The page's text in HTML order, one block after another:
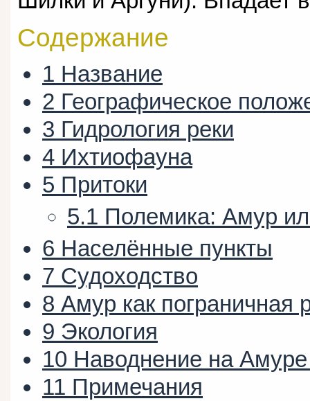
Содержание
1 Название
2 Географическое
3 Гидрология реки
4 Ихтиофауна
5 Притоки
5.1 Полемика: Амур
6 Населённые пункты
7 Судоходство
8 Амур как пограничная
9 Экология
10 Наводнение на Амуре
11 Примечания